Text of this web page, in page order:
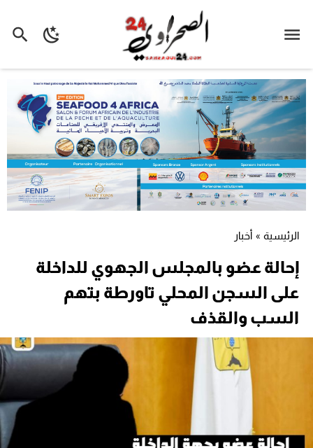
الرئيسية » أخبار
إحالة عضو بالمجلس الجهوي للداخلة
على السجن المحلي تاورطة بتهم
السب والقذف